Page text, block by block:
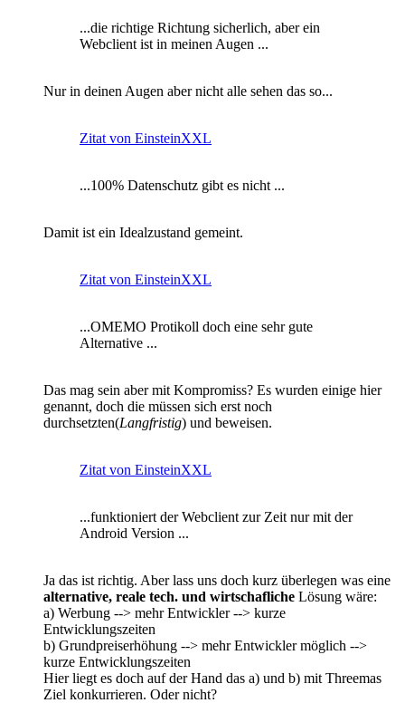
...die richtige Richtung sicherlich, aber ein
Webclient ist in meinen Augen ...
Nur in deinen Augen aber nicht alle sehen das so...
Zitat von EinsteinXXL
...100% Datenschutz gibt es nicht ...
Damit ist ein Idealzustand gemeint.
Zitat von EinsteinXXL
...OMEMO Protikoll doch eine sehr gute
Alternative ...
Das mag sein aber mit Kompromiss? Es wurden einige hier
genannt, doch die müssen sich erst noch
durchsetzten(Langfristig) und beweisen.
Zitat von EinsteinXXL
...funktioniert der Webclient zur Zeit nur mit der
Android Version ...
Ja das ist richtig. Aber lass uns doch kurz überlegen was eine
alternative, reale tech. und wirtschafliche Lösung wäre:
a) Werbung --> mehr Entwickler --> kurze
Entwicklungszeiten
b) Grundpreiserhöhung --> mehr Entwickler möglich -->
kurze Entwicklungszeiten
Hier liegt es doch auf der Hand das a) und b) mit Threemas
Ziel konkurrieren. Oder nicht?